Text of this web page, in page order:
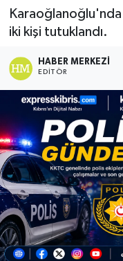
iki kişi tutuklandı.
HABER MERKEZI
EDITÖR
EĞİTİM
EKONOMİ
ENGLISH
ESENTEPE
GAZİMAĞUSA
GİRNE
GÜNDEM
Haber Arşivi